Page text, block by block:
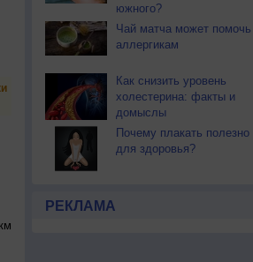
южного?
Чай матча может помочь
аллергикам
Как снизить уровень
холестерина: факты и
домыслы
Почему плакать полезно
для здоровья?
РЕКЛАМА